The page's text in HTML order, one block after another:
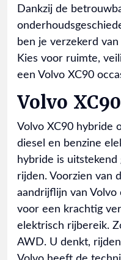
Dankzij de
ben je verzekerd
Kies voor ruimte,
een Volvo XC90
Volvo
Volvo XC90 hybride
diesel en benzine
hybride is
rijden. Voorzien van
aandrijflijn van
voor een krachtig
elektrisch rijbereik.
AWD. U denkt,